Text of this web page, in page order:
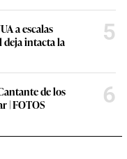
a escalas
intacta la
5
de los
| FOTOS
6